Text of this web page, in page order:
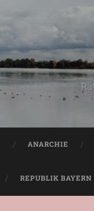
ANARCHIE
REPUBLIK BAYERN